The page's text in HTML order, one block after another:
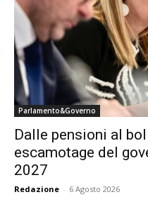
Parlamento&Governo
Dalle pensioni al
escamotage del
2027
Redazione - 6 Agosto 2026